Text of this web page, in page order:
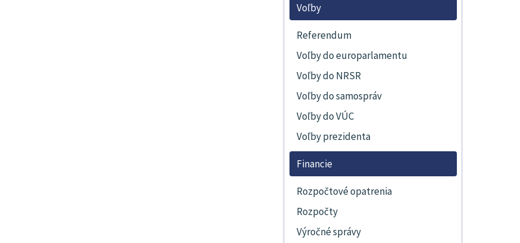
Voľby
Referendum
Voľby do europarlamentu
Voľby do NRSR
Voľby do samospráv
Voľby do VÚC
Voľby prezidenta
Financie
Rozpočtové opatrenia
Rozpočty
Výročné správy